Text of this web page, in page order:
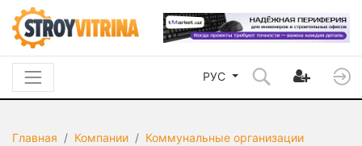
РУС
Главная Компании
Коммунальные организации